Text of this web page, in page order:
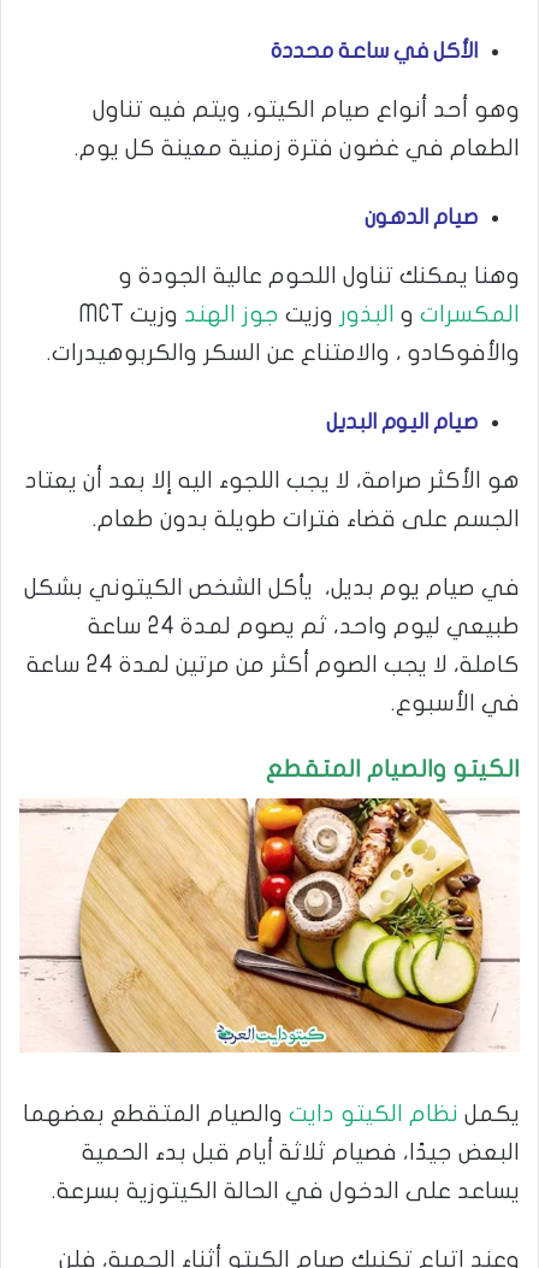
الأكل في ساعة محددة
وهو أحد أنواع صيام الكيتو، ويتم فيه تناول
الطعام في غضون فترة زمنية معينة كل يوم.
صيام الدهون
وهنا يمكنك تناول اللحوم عالية الجودة و
المكسرات و البذور وزيت جوز الهند
وزيت MCT
والأفوكادو ، والامتناع عن السكر والكربوهيدرات.
صيام اليوم البديل
هو الأكثر صرامة، لا يجب اللجوء اليه إلا بعد أن يعتاد
الجسم على قضاء فترات طويلة بدون طعام.
في صيام يوم بديل، يأكل الشخص الكيتوني بشكل
طبيعي ليوم واحد، ثم يصوم لمدة 24 ساعة
كاملة، لا يجب الصوم أكثر من مرتين لمدة 24 ساعة
في الأسبوع.
الكيتو والصيام المتقطع
يكمل نظام الكيتو دايت والصيام المتقطع بعضهما
البعض جيدًا، فصيام ثلاثة أيام قبل بدء الحمية
يساعد على الدخول في الحالة الكيتوزية بسرعة.
وعند اتباع تكنيك صيام الكيتو أثناء الحمية، فلن